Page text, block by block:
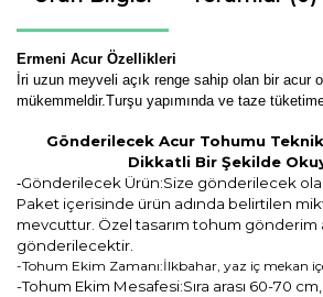
Ermeni Acur Özellikleri
İri uzun meyveli açık renge sahip olan bir acur
mükemmeldir.Turşu yapımında ve taze
Gönderilecek Acur Tohumu
Dikkatli Bir Şekilde
-Gönderilecek Ürün:Size gönderilecek
Paket içerisinde ürün adında belirtilen
mevcuttur. Özel tasarım tohum gönderim
gönderilecektir.
-Tohum Ekim Zamanı:İlkbahar, yaz iç mekan
-Tohum Ekim Mesafesi:Sıra arası 60-70